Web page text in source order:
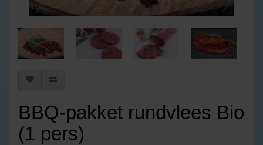
BBQ-pakket rundvlees Bio
(1 pers)